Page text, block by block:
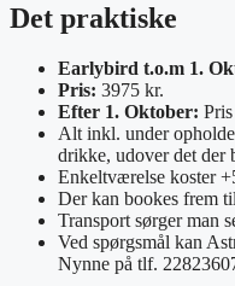
Det praktiske
Earlybird t.o.m 1.
Pris: 3975 kr.
Efter 1. Oktober:
Alt inkl. under
drikke, udover det der
Enkeltværelse koster
Der kan bookes frem
Transport sørger man
Ved spørgsmål kan
Nynne på tlf.